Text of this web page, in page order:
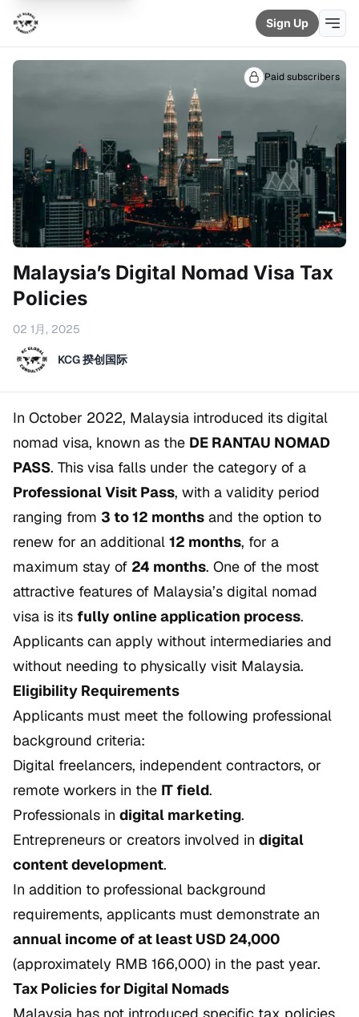
Sign Up
Paid subscribers
Malaysia’s Digital Nomad Visa Tax
Policies
02 1月, 2025
KCG 揆创国际
In October 2022, Malaysia introduced its digital
nomad visa, known as the DE RANTAU NOMAD
PASS. This visa falls under the category of a
Professional Visit Pass, with a validity period
ranging from 3 to 12 months and the option to
renew for an additional 12 months, for a
maximum stay of 24 months. One of the most
attractive features of Malaysia’s digital nomad
visa is its fully online application process.
Applicants can apply without intermediaries and
without needing to physically visit Malaysia.
Eligibility Requirements
Applicants must meet the following professional
background criteria:
Digital freelancers, independent contractors, or
remote workers in the IT field.
Professionals in digital marketing.
Entrepreneurs or creators involved in digital
content development.
In addition to professional background
requirements, applicants must demonstrate an
annual income of at least USD 24,000
(approximately RMB 166,000) in the past year.
Tax Policies for Digital Nomads
Malaysia has not introduced specific tax policies